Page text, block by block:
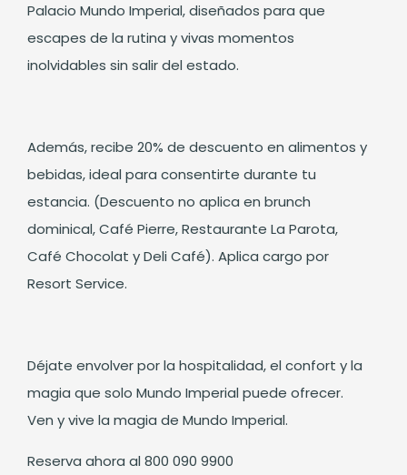
Palacio Mundo Imperial, diseñados para que
escapes de la rutina y vivas momentos
inolvidables sin salir del estado.
Además, recibe 20% de descuento en alimentos y
bebidas, ideal para consentirte durante tu
estancia. (Descuento no aplica en brunch
dominical, Café Pierre, Restaurante La Parota,
Café Chocolat y Deli Café). Aplica cargo por
Resort Service.
Déjate envolver por la hospitalidad, el confort y la
magia que solo Mundo Imperial puede ofrecer.
Ven y vive la magia de Mundo Imperial.
Reserva ahora al 800 090 9900